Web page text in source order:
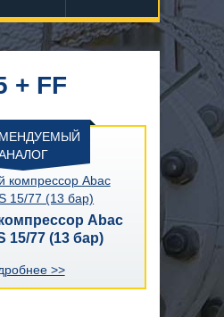
+ FF
Abac
15/77 (13 бар)
>>